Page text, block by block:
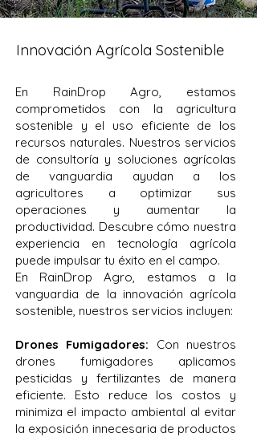
Innovación Agrícola Sostenible
En RainDrop Agro, estamos
comprometidos con la agricultura
sostenible y el uso eficiente de los
recursos naturales. Nuestros servicios
de consultoría y soluciones agrícolas
de vanguardia ayudan a los
agricultores a optimizar sus
operaciones y aumentar la
productividad. Descubre cómo nuestra
experiencia en tecnología agrícola
puede impulsar tu éxito en el campo.
En RainDrop Agro, estamos a la
vanguardia de la innovación agrícola
sostenible, nuestros servicios incluyen:
Drones Fumigadores: Con nuestros
drones fumigadores aplicamos
pesticidas y fertilizantes de manera
eficiente. Esto reduce los costos y
minimiza el impacto ambiental al evitar
la exposición innecesaria de productos